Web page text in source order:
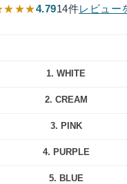
4.7914件レビュー
1. WHITE
2. CREAM
3. PINK
4. PURPLE
5. BLUE